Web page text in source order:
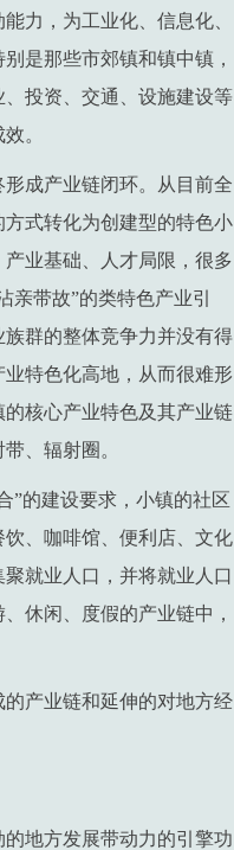
力，为工业化、信息化、
是那些市郊镇和镇中镇，
投资、交通、设施建设等
。
成产业链闭环。从目前全
式转化为创建型的特色小
业基础、人才局限，很多
带故”的类特色产业引
群的整体竞争力并没有得
特色化高地，从而很难形
核心产业特色及其产业链
、辐射圈。
”的建设要求，小镇的社区
、咖啡馆、便利店、文化
就业人口，并将就业人口
休闲、度假的产业链中，
产业链和延伸的对地方经
地方发展带动力的引擎功